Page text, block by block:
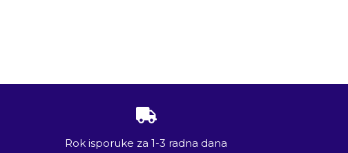
Rok isporuke za 1-3 radna dana